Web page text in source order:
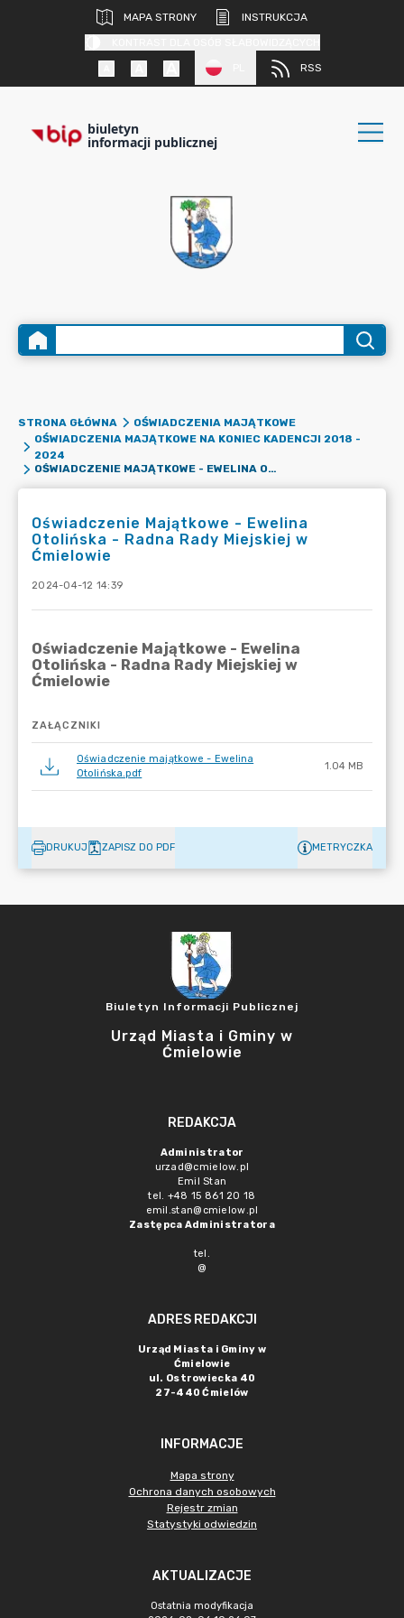
MAPA STRONY
INSTRUKCJA
RSS
biuletyn
informacji publicznej
STRONA GŁÓWNA
OŚWIADCZENIA MAJĄTKOWE
OŚWIADCZENIA MAJĄTKOWE NA KONIEC KADENCJI 2018 -
2024
OŚWIADCZENIE MAJĄTKOWE - EWELINA OTOLIŃSKA - RADNA RADY MIEJSKIEJ W ĆMIELOWIE
Oświadczenie Majątkowe - Ewelina
Otolińska - Radna Rady Miejskiej w
Ćmielowie
2024-04-12 14:39
ZAŁĄCZNIKI
Oświadczenie majątkowe - Ewelina
Otolińska.pdf
1.04 MB
DRUKUJ ZAPISZ DO PDF METRYCZKA
Biuletyn Informacji Publicznej
Urząd Miasta i Gminy w
Ćmielowie
REDAKCJA
Administrator
urzad@cmielow.pl
Emil Stan
tel. +48 15 861 20 18
emil.stan@cmielow.pl
Zastępca Administratora
tel.
@
ADRES REDAKCJI
Urząd Miasta i Gminy w
Ćmielowie
ul. Ostrowiecka 40
27-440 Ćmielów
INFORMACJE
Mapa strony
Ochrona danych osobowych
Rejestr zmian
Statystyki odwiedzin
AKTUALIZACJE
Ostatnia modyfikacja